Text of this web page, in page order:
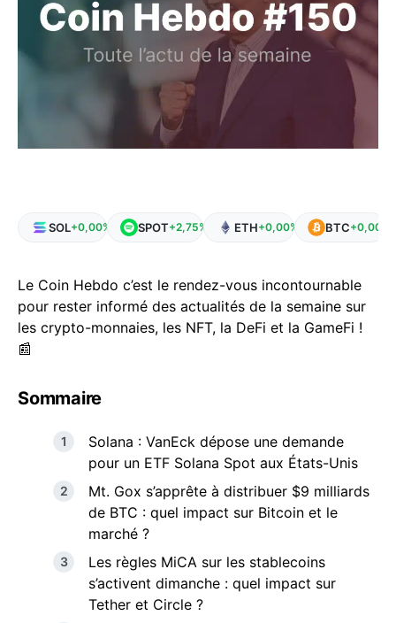
SOL+0,00% SPOT+2,75% ETH+0,00% BTC+0,00%
Le Coin Hebdo c’est le rendez-vous incontournable
pour rester informé des actualités de la semaine sur
les crypto-monnaies, les NFT, la DeFi et la GameFi !
📰
Sommaire
Solana : VanEck dépose une demande
pour un ETF Solana Spot aux États-Unis
Mt. Gox s’apprête à distribuer $9 milliards
de BTC : quel impact sur Bitcoin et le
marché ?
Les règles MiCA sur les stablecoins
s’activent dimanche : quel impact sur
Tether et Circle ?